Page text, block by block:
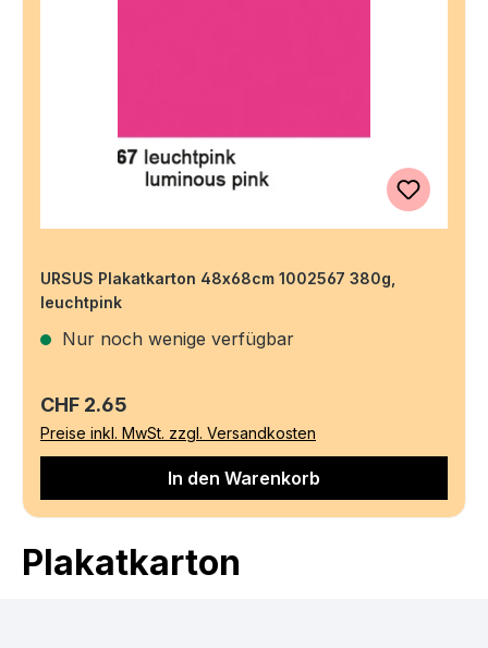
URSUS Plakatkarton 48x68cm 1002567 380g,
leuchtpink
Nur noch wenige verfügbar
Regulärer Preis:
CHF 2.65
Preise inkl. MwSt. zzgl. Versandkosten
In den Warenkorb
Plakatkarton